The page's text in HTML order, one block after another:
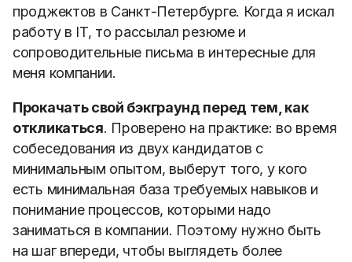
проджектов в Санкт-Петербурге. Когда я искал
работу в IT, то рассылал резюме и
сопроводительные письма в интересные для
меня компании.
Прокачать свой бэкграунд перед тем, как
откликаться. Проверено на практике: во время
собеседования из двух кандидатов с
минимальным опытом, выберут того, у кого
есть минимальная база требуемых навыков и
понимание процессов, которыми надо
заниматься в компании. Поэтому нужно быть
на шаг впереди, чтобы выглядеть более